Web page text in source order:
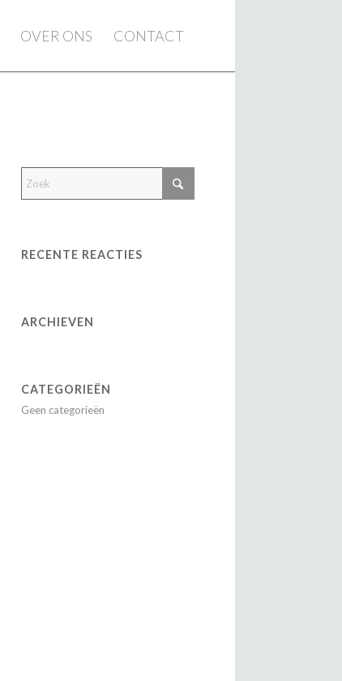
OVER ONS CONTACT
RECENTE REACTIES
ARCHIEVEN
CATEGORIEËN
Geen categorieën